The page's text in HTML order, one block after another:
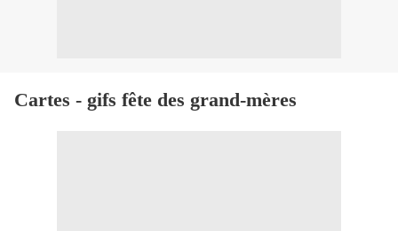
Cartes - gifs fête des grand-mères